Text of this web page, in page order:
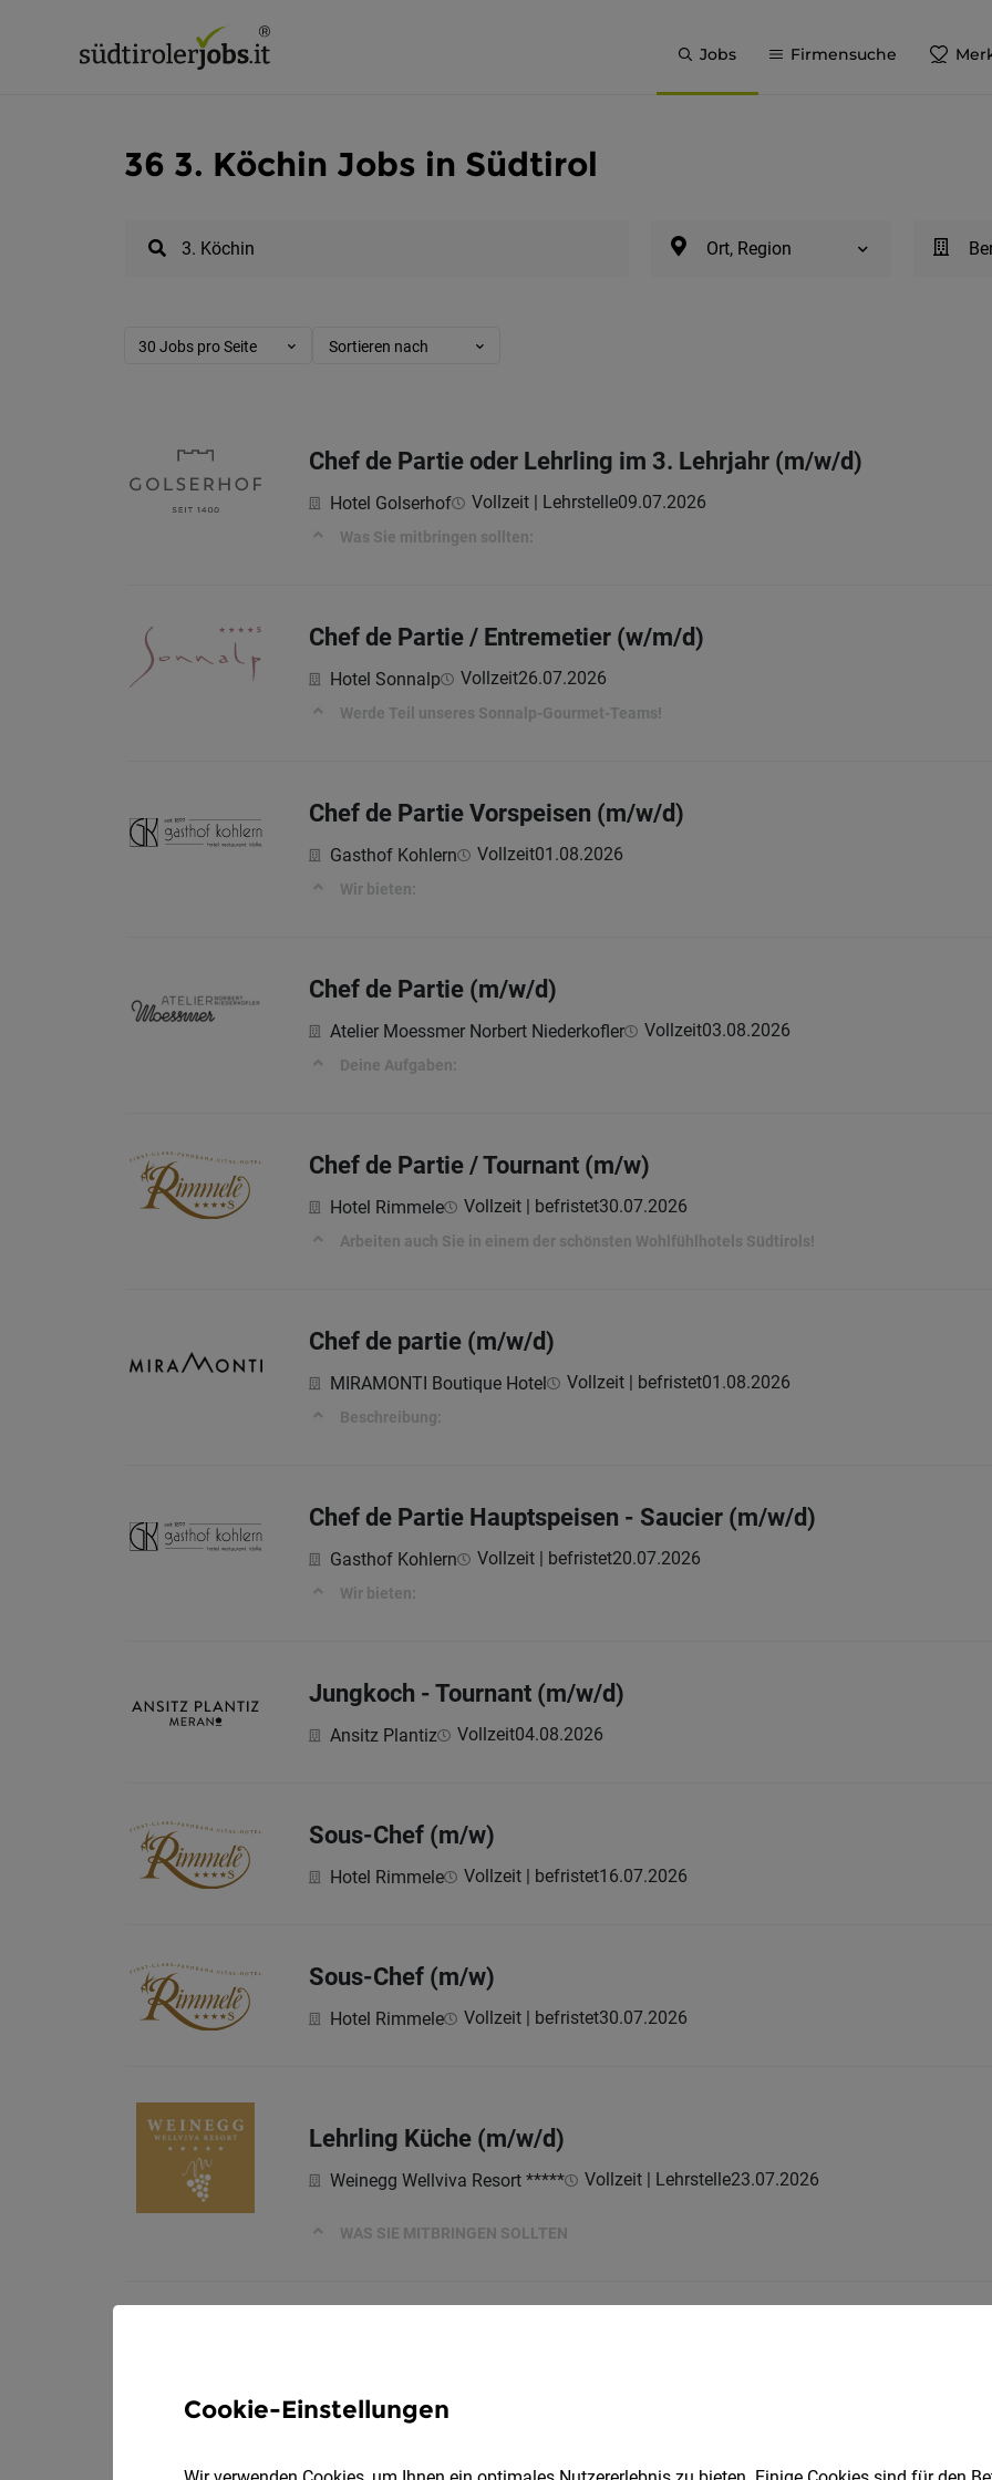
Jobs Firmensuche
36 3. Köchin Jobs in Südtirol
Ort, Region
30 Jobs pro Seite Sortieren nach
Chef de Partie oder Lehrling im 3. Lehrjahr (m/w/d)
Hotel Golserhof Vollzeit | Lehrstelle09.07.2026
Was Sie mitbringen sollten:
Chef de Partie / Entremetier (w/m/d)
Hotel Sonnalp Vollzeit26.07.2026
Werde Teil unseres Sonnalp-Gourmet-Teams!
Chef de Partie Vorspeisen (m/w/d)
Gasthof Kohlern Vollzeit01.08.2026
Wir bieten:
Chef de Partie (m/w/d)
Atelier Moessmer Norbert Niederkofler Vollzeit03.08.2026
Deine Aufgaben:
Chef de Partie / Tournant (m/w)
Hotel Rimmele Vollzeit | befristet30.07.2026
Arbeiten auch Sie in einem der schönsten Wohlfühlhotels Südtirols!
Chef de partie (m/w/d)
MIRAMONTI Boutique Hotel Vollzeit | befristet01.08.2026
Beschreibung:
Chef de Partie Hauptspeisen - Saucier (m/w/d)
Gasthof Kohlern Vollzeit | befristet20.07.2026
Wir bieten:
Jungkoch - Tournant (m/w/d)
Ansitz Plantiz Vollzeit04.08.2026
Sous-Chef (m/w)
Hotel Rimmele Vollzeit | befristet16.07.2026
Sous-Chef (m/w)
Hotel Rimmele Vollzeit | befristet30.07.2026
Lehrling Küche (m/w/d)
Weinegg Wellviva Resort ***** Vollzeit | Lehrstelle23.07.2026
WAS SIE MITBRINGEN SOLLTEN
Deine Aufgaben
Cookie-Einstellungen